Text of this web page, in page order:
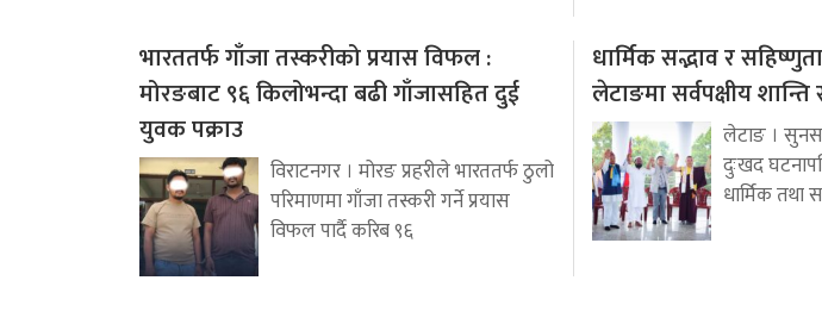
भारततर्फ गाँजा तस्करीको प्रयास विफल :
मोरङबाट ९६ किलोभन्दा बढी गाँजासहित दुई
युवक पक्राउ
विराटनगर । मोरङ प्रहरीले भारततर्फ ठुलो
परिमाणमा गाँजा तस्करी गर्ने प्रयास
विफल पार्दै करिब ९६
धार्मिक सद्भाव र
लेटाङमा सर्वपक्षीय शान्ति
लेटाङ ।
दुःखद
धार्मिक तथा